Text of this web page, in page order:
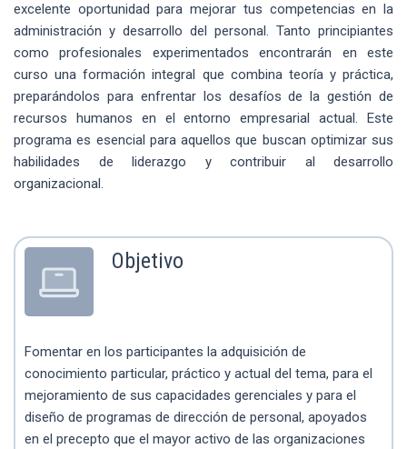
excelente oportunidad para mejorar tus competencias en la
administración y desarrollo del personal. Tanto principiantes
como profesionales experimentados encontrarán en este
curso una formación integral que combina teoría y práctica,
preparándolos para enfrentar los desafíos de la gestión de
recursos humanos en el entorno empresarial actual. Este
programa es esencial para aquellos que buscan optimizar sus
habilidades de liderazgo y contribuir al desarrollo
organizacional.
Objetivo
Fomentar en los participantes la adquisición de
conocimiento particular, práctico y actual del tema, para el
mejoramiento de sus capacidades gerenciales y para el
diseño de programas de dirección de personal, apoyados
en el precepto que el mayor activo de las organizaciones